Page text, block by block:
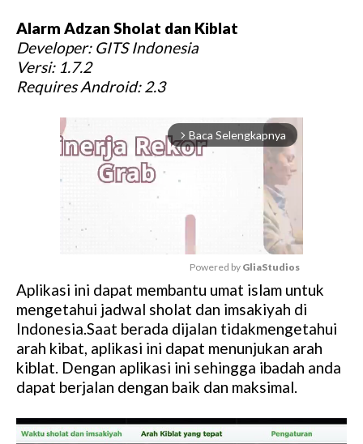
Alarm Adzan Sholat dan Kiblat
Developer: GITS Indonesia
Versi: 1.7.2
Requires Android: 2.3
arrow_forward_ios Baca Selengkapnya
M
u
t
e
Powered by GliaStudios
Aplikasi ini dapat membantu umat islam untuk
mengetahui jadwal sholat dan imsakiyah di
Indonesia.Saat berada dijalan tidakmengetahui
arah kibat, aplikasi ini dapat menunjukan arah
kiblat. Dengan aplikasi ini sehingga ibadah anda
dapat berjalan dengan baik dan maksimal.